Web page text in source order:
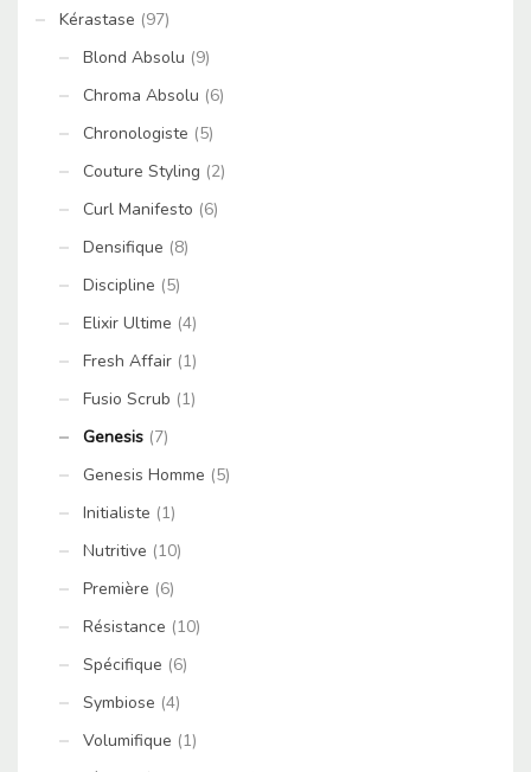
Kérastase (97)
Blond Absolu (9)
Chroma Absolu (6)
Chronologiste (5)
Couture Styling (2)
Curl Manifesto (6)
Densifique (8)
Discipline (5)
Elixir Ultime (4)
Fresh Affair (1)
Fusio Scrub (1)
Genesis (7)
Genesis Homme (5)
Initialiste (1)
Nutritive (10)
Première (6)
Résistance (10)
Spécifique (6)
Symbiose (4)
Volumifique (1)